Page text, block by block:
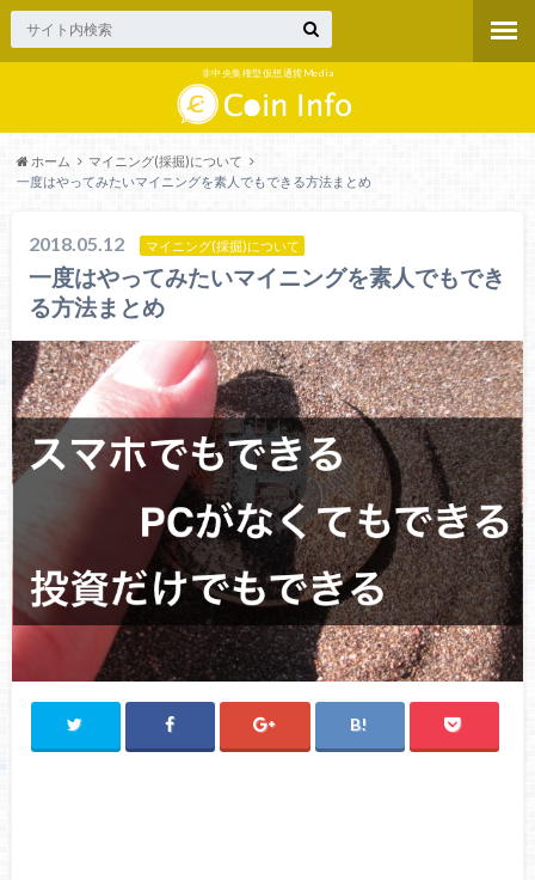
非中央集権型仮想通貨Media
ホーム
マイニング(採掘)について
一度はやってみたいマイニングを素人でもできる方法まとめ
2018.05.12 マイニング(採掘)について
一度はやってみたいマイニングを素人でもでき
る方法まとめ